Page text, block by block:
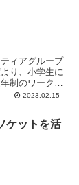
ィアグループ
り、小学生に
制のワークシ
施し...2023.02.15
ケットを活